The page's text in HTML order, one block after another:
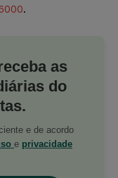
.
as
do
e de acordo
e privacidade